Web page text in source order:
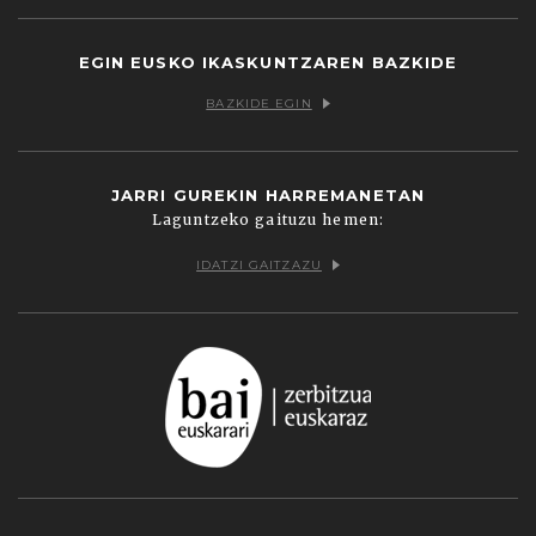
EGIN EUSKO IKASKUNTZAREN BAZKIDE
BAZKIDE EGIN
JARRI GUREKIN HARREMANETAN
Laguntzeko gaituzu hemen:
IDATZI GAITZAZU